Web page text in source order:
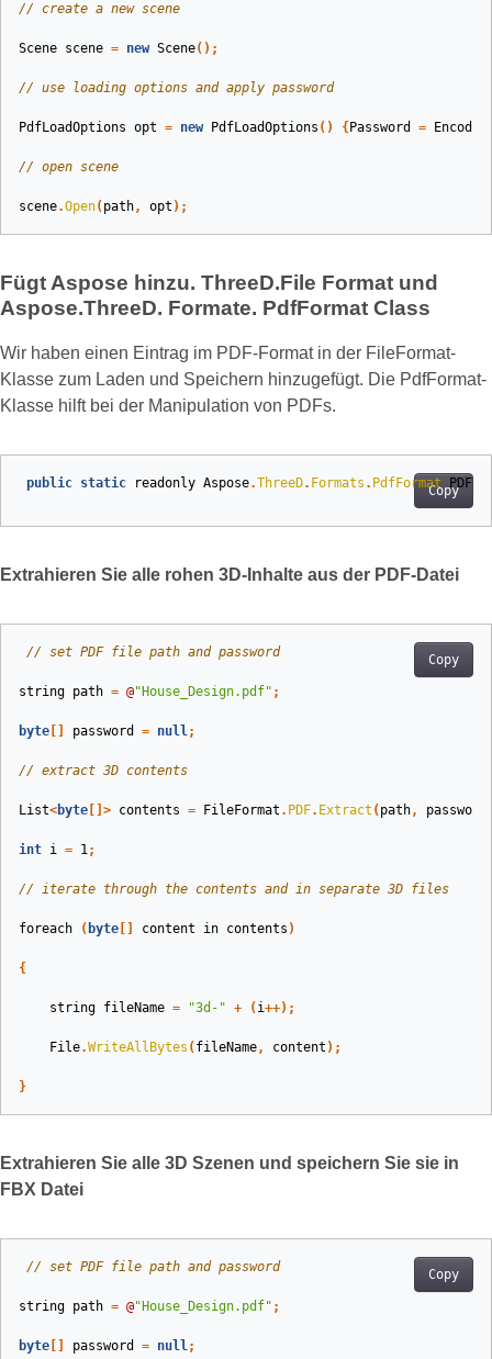
// create a new scene
Scene scene = new Scene();
// use loading options and apply password
PdfLoadOptions opt = new PdfLoadOptions () { Password =
// open scene
scene.Open( path, opt );
Fügt Aspose hinzu. ThreeD.File Format und
Aspose.ThreeD. Formate. PdfFormat Class
Wir haben einen Eintrag im PDF-Format in der FileFormat-
Klasse zum Laden und Speichern hinzugefügt. Die PdfFormat-
Klasse hilft bei der Manipulation von PDFs.
Copy
public static readonly Aspose.ThreeD. Formats . PdfFormat PDF
Extrahieren Sie alle rohen 3D-Inhalte aus der PDF-Datei
Copy
// set PDF file path and password
string path = @"House_Design.pdf" ;
byte password = null;
// extract 3D contents
List<byte []> contents = FileFormat . PDF. Extract ( path, password
int i = 1;
// iterate through the contents and in separate 3D files
foreach ( byte content in contents )
{
string fileName = "3d-" + ( i++);
File.WriteAllBytes ( fileName, content );
}
Extrahieren Sie alle 3D Szenen und speichern Sie sie in
FBX Datei
Copy
// set PDF file path and password
string path = @"House_Design.pdf" ;
byte password = null;